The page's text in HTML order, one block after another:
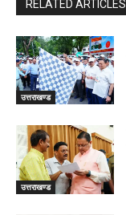
RELATED ARTICLES
उत्तराखण्ड
उत्तराखण्ड